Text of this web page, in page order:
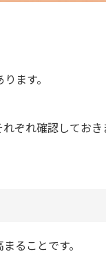
ます。
ぞれ確認しておき
ることです。